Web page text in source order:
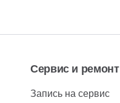
Сервис и ремонт
Запись на сервис